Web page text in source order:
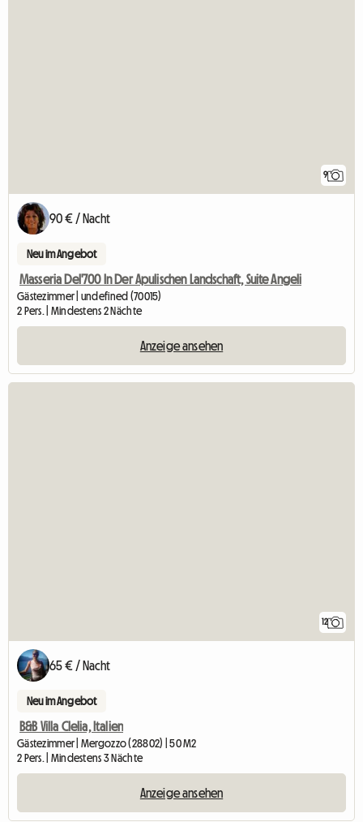
9
90 € / Nacht
Neu im Angebot
Masseria Del'700 In Der Apulischen Landschaft, Suite Angeli
Gästezimmer | undefined (70015)
2 Pers. | Mindestens 2 Nächte
Anzeige ansehen
12
65 € / Nacht
Neu im Angebot
B&B Villa Clelia, Italien
Gästezimmer | Mergozzo (28802) | 50 M2
2 Pers. | Mindestens 3 Nächte
Anzeige ansehen